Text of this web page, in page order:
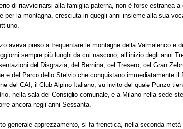
di riavvicinarsi alla famiglia paterna, non è forse estranea a
per la montagna, cresciuta in quegli anni insieme alla sua
aveva preso a frequentare le montagne della Valmalenco e
sempre più lunghi da cui nascono, all’inizio degli anni
del Disgrazia, del Bernina, del Tresero, del Gran
e del Parco dello Stelvio che conquistano immediatamente il
del CAI, il Club Alpino Italiano, su invito del quale Punzo
nella sala del Consiglio comunale, e a Milano nella sede
ancora negli anni Sessanta.
generale apprezzamento, si fa frenetica, nella seconda